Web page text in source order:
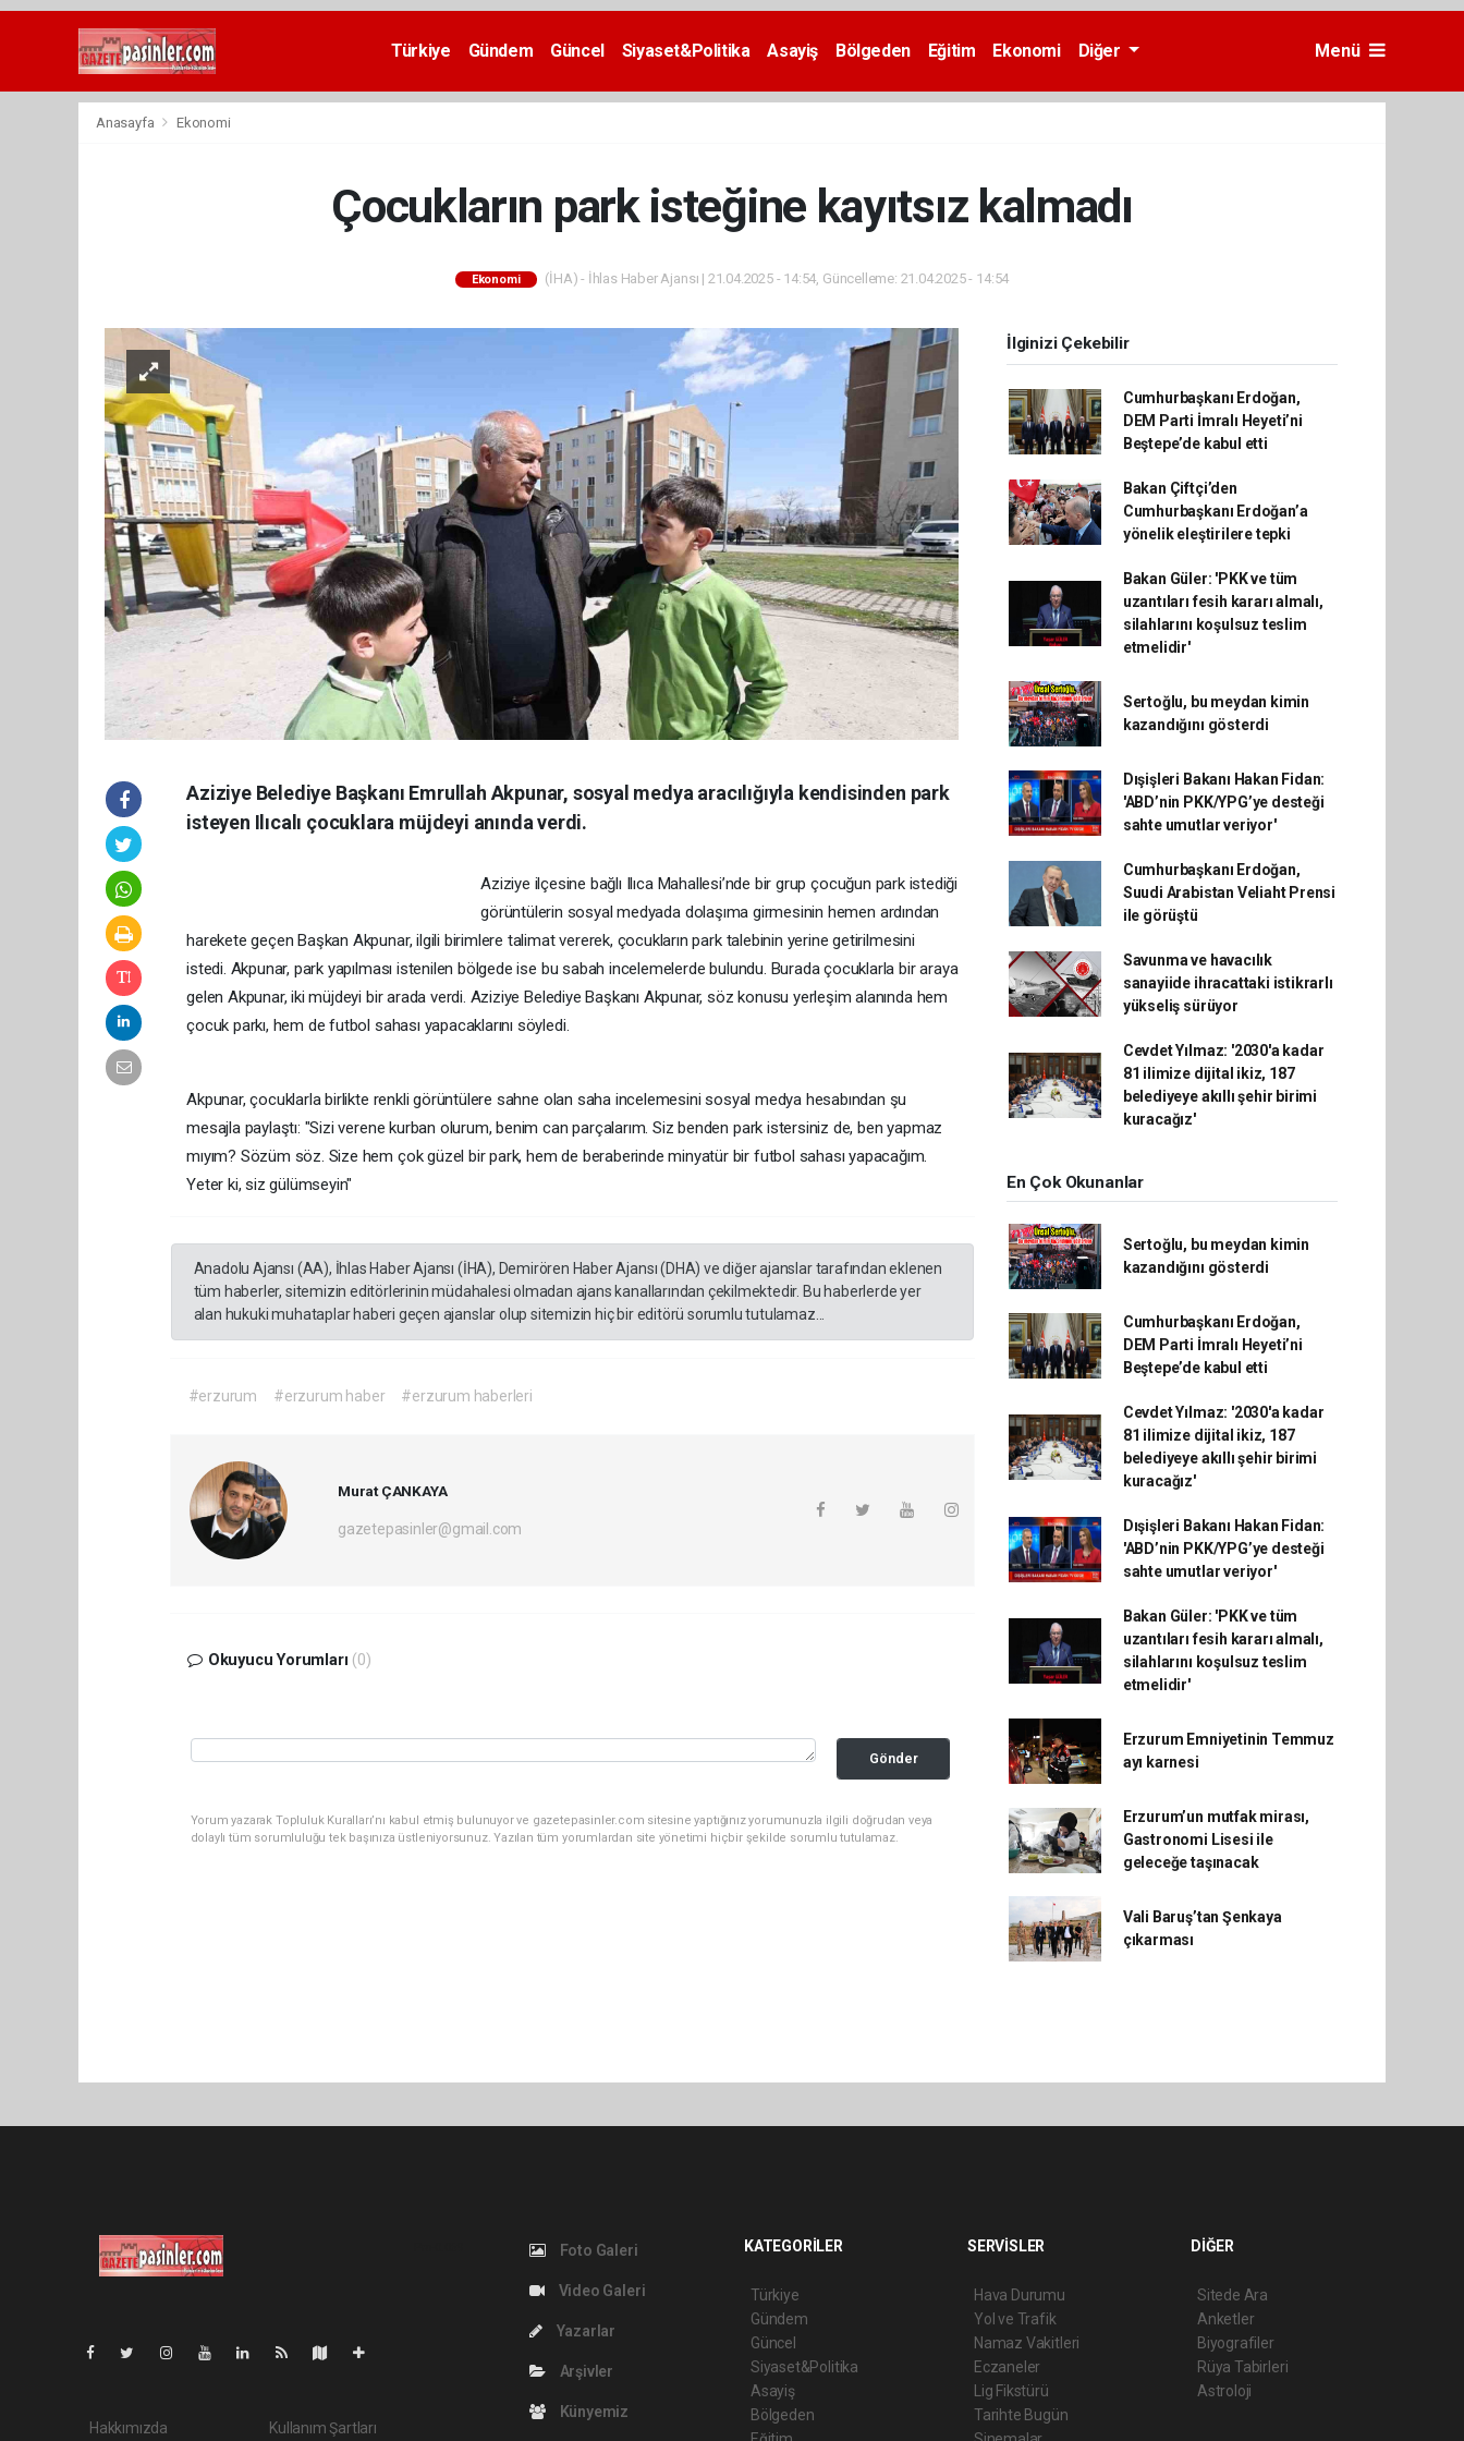
Deneme
Türkiye Gündem Güncel Siyaset&Politika Asayiş Bölgeden Eğitim Ekonomi Diğer Menü
Anasayfa Ekonomi
Çocukların park isteğine kayıtsız kalmadı
Ekonomi (İHA) - İhlas Haber Ajansı | 21.04.2025 - 14:54, Güncelleme: 21.04.2025 - 14:54
Aziziye Belediye Başkanı Emrullah Akpunar, sosyal medya aracılığıyla kendisinden park
isteyen Ilıcalı çocuklara müjdeyi anında verdi.
Aziziye ilçesine bağlı Ilıca Mahallesi’nde bir grup çocuğun park istediği
görüntülerin sosyal medyada dolaşıma girmesinin hemen ardından
harekete geçen Başkan Akpunar, ilgili birimlere talimat vererek, çocukların park talebinin yerine getirilmesini
istedi. Akpunar, park yapılması istenilen bölgede ise bu sabah incelemelerde bulundu. Burada çocuklarla bir araya
gelen Akpunar, iki müjdeyi bir arada verdi. Aziziye Belediye Başkanı Akpunar, söz konusu yerleşim alanında hem
çocuk parkı, hem de futbol sahası yapacaklarını söyledi.
Akpunar, çocuklarla birlikte renkli görüntülere sahne olan saha incelemesini sosyal medya hesabından şu
mesajla paylaştı: "Sizi verene kurban olurum, benim can parçalarım. Siz benden park istersiniz de, ben yapmaz
mıyım? Sözüm söz. Size hem çok güzel bir park, hem de beraberinde minyatür bir futbol sahası yapacağım.
Yeter ki, siz gülümseyin"
Anadolu Ajansı (AA), İhlas Haber Ajansı (İHA), Demirören Haber Ajansı (DHA) ve diğer ajanslar tarafından eklenen
tüm haberler, sitemizin editörlerinin müdahalesi olmadan ajans kanallarından çekilmektedir. Bu haberlerde yer
alan hukuki muhataplar haberi geçen ajanslar olup sitemizin hiç bir editörü sorumlu tutulamaz...
#erzurum #erzurum haber #erzurum haberleri
Murat ÇANKAYA
gazetepasinler@gmail.com
Okuyucu Yorumları (0)
Gönder
Yorum yazarak Topluluk Kuralları’nı kabul etmiş bulunuyor ve gazetepasinler.com sitesine yaptığınız yorumunuzla ilgili doğrudan veya
dolaylı tüm sorumluluğu tek başınıza üstleniyorsunuz. Yazılan tüm yorumlardan site yönetimi hiçbir şekilde sorumlu tutulamaz.
İlginizi Çekebilir
Cumhurbaşkanı Erdoğan,
DEM Parti İmralı Heyeti’ni
Beştepe’de kabul etti
Bakan Çiftçi’den
Cumhurbaşkanı Erdoğan’a
yönelik eleştirilere tepki
Bakan Güler: 'PKK ve tüm
uzantıları fesih kararı almalı,
silahlarını koşulsuz teslim
etmelidir'
Sertoğlu, bu meydan kimin
kazandığını gösterdi
Dışişleri Bakanı Hakan Fidan:
'ABD’nin PKK/YPG’ye desteği
sahte umutlar veriyor'
Cumhurbaşkanı Erdoğan,
Suudi Arabistan Veliaht Prensi
ile görüştü
Savunma ve havacılık
sanayiide ihracattaki istikrarlı
yükseliş sürüyor
Cevdet Yılmaz: '2030'a kadar
81 ilimize dijital ikiz, 187
belediyeye akıllı şehir birimi
kuracağız'
En Çok Okunanlar
Sertoğlu, bu meydan kimin
kazandığını gösterdi
Cumhurbaşkanı Erdoğan,
DEM Parti İmralı Heyeti’ni
Beştepe’de kabul etti
Cevdet Yılmaz: '2030'a kadar
81 ilimize dijital ikiz, 187
belediyeye akıllı şehir birimi
kuracağız'
Dışişleri Bakanı Hakan Fidan:
'ABD’nin PKK/YPG’ye desteği
sahte umutlar veriyor'
Bakan Güler: 'PKK ve tüm
uzantıları fesih kararı almalı,
silahlarını koşulsuz teslim
etmelidir'
Erzurum Emniyetinin Temmuz
ayı karnesi
Erzurum’un mutfak mirası,
Gastronomi Lisesi ile
geleceğe taşınacak
Vali Baruş’tan Şenkaya
çıkarması
Hakkımızda Kullanım Şartları
Foto Galeri
Video Galeri
Yazarlar
Arşivler
Künyemiz
KATEGORİLER
Türkiye
Gündem
Güncel
Siyaset&Politika
Asayiş
Bölgeden
SERVİSLER
Hava Durumu
Yol ve Trafik
Namaz Vakitleri
Eczaneler
Lig Fikstürü
Tarihte Bugün
DİĞER
Sitede Ara
Anketler
Biyografiler
Rüya Tabirleri
Astroloji